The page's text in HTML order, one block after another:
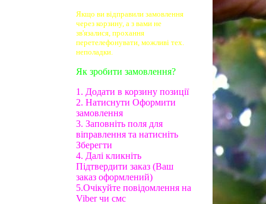
Якщо ви відправили замовлення
через корзину, а з вами не
зв'язалися, прохання
перетелефонувати, можливі тех.
неполадки.
Як зробити замовлення?
1. Додати в корзину позиції
2. Натиснути Оформити
замовлення
3. Заповніть поля для
віправлення та натисніть
Зберегти
4. Далі кликніть
Підтвердити заказ (Ваш
заказ оформлений)
5.Очікуйте повідомлення на
Viber чи смс